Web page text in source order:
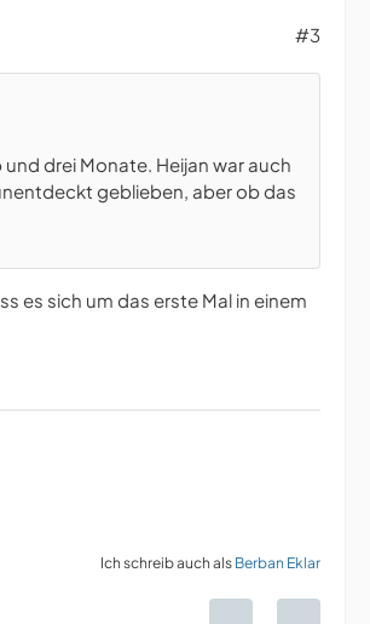
#3
drei Monate. Heijan war auch
geblieben, aber ob das
es sich um das erste Mal in einem
Ich schreib auch als Berban Eklar